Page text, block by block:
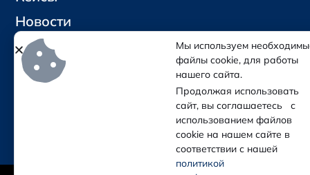
Новости
Контакты
Социальные сети и контакты
Мы используем
файлы cookie, для работы
нашего сайта.
Продолжая использовать
сайт, вы соглашаетесь с
использованием файлов
cookie на нашем сайте в
соответствии с нашей
политикой